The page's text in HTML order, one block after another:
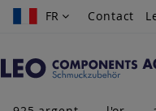
FR
FR Contact